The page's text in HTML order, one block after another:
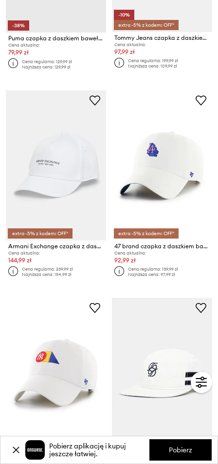
-38%
Puma czapka z daszkiem bawełniana PRIME Dad
Cena aktualna:
79,99 zł
Cena regularna:129,99 zł
Najniższa cena:129,99 zł
-10%
extra -5% z kodem: OFF*
Tommy Jeans czapka z daszkiem bawełniana
Cena aktualna:
97,99 zł
Cena regularna:199,99 zł
Najniższa cena:109,99 zł
extra -5% z kodem: OFF*
Armani Exchange czapka z daszkiem bawełniana
Cena aktualna:
144,99 zł
Cena regularna:239,99 zł
Najniższa cena:154,99 zł
extra -5% z kodem: OFF*
47 brand czapka z daszkiem bawełniana MLB Los Angeles Dodgers
Cena aktualna:
92,99 zł
Cena regularna:139,99 zł
Najniższa cena:97,99 zł
extra -5% z kodem: OFF*
Cena aktualna:
Pobierz aplikację i kupuj
jeszcze łatwiej.
Pobierz